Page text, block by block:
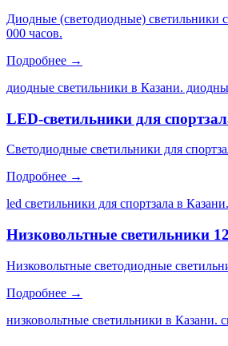
Диодные (светодиодные) светильники
000 часов.
Подробнее →
диодные светильники в Казани.
LED-светильники для
Светодиодные светильники для
Подробнее →
led светильники для спортзала в
Низковольтные светильники
Низковольтные светодиодные
Подробнее →
низковольтные светильники в Казани.